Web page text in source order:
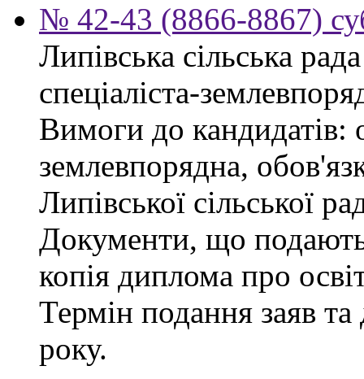
№ 42-43 (8866-8867)
Липівська сільська
спеціаліста-
Вимоги до кандидатів:
землевпорядна,
Липівської сільської
Документи, що
копія диплома про
Термін подання заяв
року.